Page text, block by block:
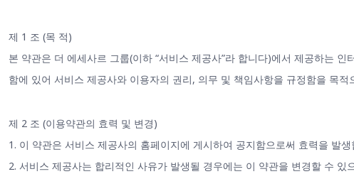
제 1 조 (목 적)
본 약관은 더 에세사르 그룹(이하 “서비스 제공사”라 합니다)에서 제공하는 인
함에 있어 서비스 제공사와 이용자의 권리, 의무 및 책임사항을 규정함을 목적
제 2 조 (이용약관의 효력 및 변경)
1. 이 약관은 서비스 제공사의 홈페이지에 게시하여 공지함으로써 효력을 발생
2. 서비스 제공사는 합리적인 사유가 발생될 경우에는 이 약관을 변경할 수 있